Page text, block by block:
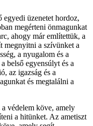
üzenetet hordoz,
megérteni önmagunkat
ahogy már említettük, a
megnyitni a szívünket a
a nyugalom és a
belső egyensúlyt és a
az igazság és a
és megtalálni a
védelem köve, amely
a hitünket. Az ametiszt